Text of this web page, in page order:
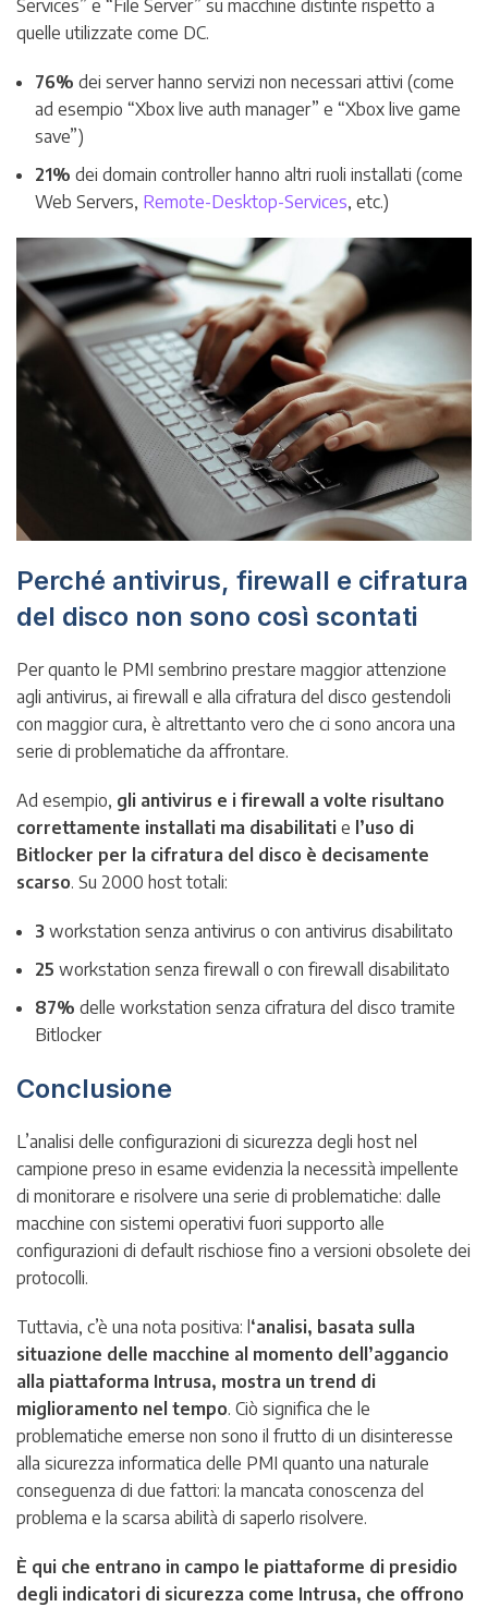
Services” e “File Server” su macchine distinte rispetto a
quelle utilizzate come DC.
76% dei server hanno servizi non necessari attivi (come
ad esempio “Xbox live auth manager” e “Xbox live game
save”)
21% dei domain controller hanno altri ruoli installati (come
Web Servers, Remote-Desktop-Services, etc.)
Perché antivirus, firewall e cifratura
del disco non sono così scontati
Per quanto le PMI sembrino prestare maggior attenzione
agli antivirus, ai firewall e alla cifratura del disco gestendoli
con maggior cura, è altrettanto vero che ci sono ancora una
serie di problematiche da affrontare.
Ad esempio, gli antivirus e i firewall a volte risultano
correttamente installati ma disabilitati e l’uso di
Bitlocker per la cifratura del disco è decisamente
scarso. Su 2000 host totali:
3 workstation senza antivirus o con antivirus disabilitato
25 workstation senza firewall o con firewall disabilitato
87% delle workstation senza cifratura del disco tramite
Bitlocker
Conclusione
L’analisi delle configurazioni di sicurezza degli host nel
campione preso in esame evidenzia la necessità impellente
di monitorare e risolvere una serie di problematiche: dalle
macchine con sistemi operativi fuori supporto alle
configurazioni di default rischiose fino a versioni obsolete dei
protocolli.
Tuttavia, c’è una nota positiva: l ‘analisi, basata sulla
situazione delle macchine al momento dell’aggancio
alla piattaforma Intrusa, mostra un trend di
miglioramento nel tempo. Ciò significa che le
problematiche emerse non sono il frutto di un disinteresse
alla sicurezza informatica delle PMI quanto una naturale
conseguenza di due fattori: la mancata conoscenza del
problema e la scarsa abilità di saperlo risolvere.
È qui che entrano in campo le piattaforme di presidio
degli indicatori di sicurezza come Intrusa, che offrono